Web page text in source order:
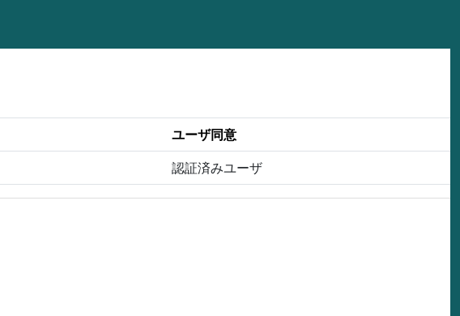
ユーザ同意
認証済みユーザ